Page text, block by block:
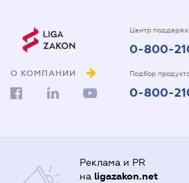
О КОМПАНИИ
Центр
0-800-
Подбор
0-800-
Реклама и PR
на ligazakon.net